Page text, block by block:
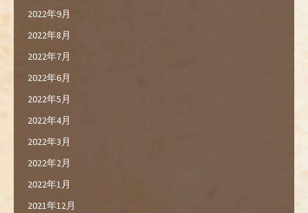
2022年9月
2022年8月
2022年7月
2022年6月
2022年5月
2022年4月
2022年3月
2022年2月
2022年1月
2021年12月